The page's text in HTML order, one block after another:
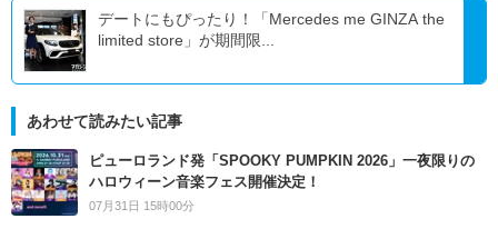
デートにもぴったり！「Mercedes me GINZA the
limited store」が期間限...
あわせて読みたい記事
ピューロランド発「SPOOKY PUMPKIN 2026」一夜限りの
ハロウィーン音楽フェス開催決定！
07月31日 15時00分